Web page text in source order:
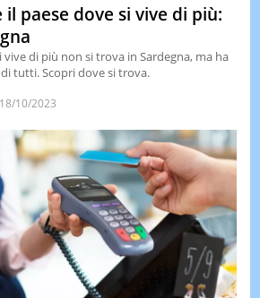
paese dove si vive di più:
vive di più non si trova in Sardegna, ma ha
tutti. Scopri dove si trova.
18/10/2023